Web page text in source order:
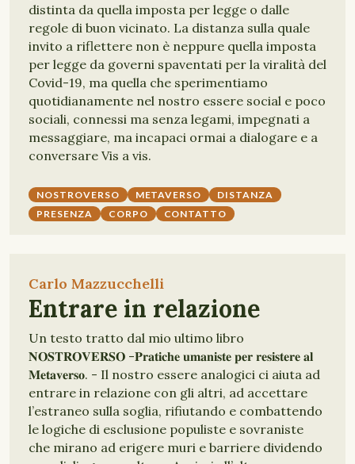
distinta da quella imposta per legge o dalle
regole di buon vicinato. La distanza sulla quale
invito a riflettere non è neppure quella imposta
per legge da governi spaventati per la viralità del
Covid-19, ma quella che sperimentiamo
quotidianamente nel nostro essere social e poco
sociali, connessi ma senza legami, impegnati a
messaggiare, ma incapaci ormai a dialogare e a
conversare Vis a vis.
NOSTROVERSO METAVERSO
DISTANZA
PRESENZA
CORPO CONTATTO
Carlo Mazzucchelli
Entrare in relazione
Un testo tratto dal mio ultimo libro
𝐍𝐎𝐒𝐓𝐑𝐎𝐕𝐄𝐑𝐒𝐎 -𝐏𝐫𝐚𝐭𝐢𝐜𝐡𝐞 𝐮𝐦𝐚𝐧𝐢𝐬𝐭𝐞 𝐩𝐞𝐫 𝐫𝐞𝐬𝐢𝐬𝐭𝐞𝐫𝐞 𝐚𝐥
𝐌𝐞𝐭𝐚𝐯𝐞𝐫𝐬𝐨. - Il nostro essere analogici ci aiuta ad
entrare in relazione con gli altri, ad accettare
l’estraneo sulla soglia, rifiutando e combattendo
le logiche di esclusione populiste e sovraniste
che mirano ad erigere muri e barriere dividendo